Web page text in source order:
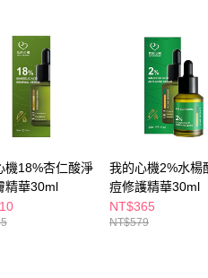
訂單仍視為有效，需透過AFTEE先享
」之結帳頁面顯示為準，若有關於
相關疑問，請聯繫「AFTEE先享後付
support/home
資料，並將交易相關給付款項請求債
下網址：
理人或監護人之同意方可使用
運費
運費
運費
機18%杏仁酸淨
精華30ml
我的心機2%水楊
痘修護精華30ml
NT$365
NT$579